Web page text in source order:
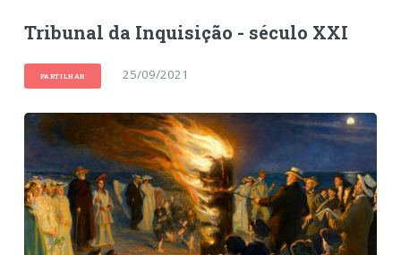
Tribunal da Inquisição - século XXI
PARTILHAR 25/09/2021